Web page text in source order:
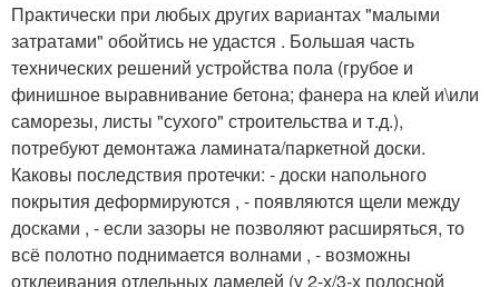
Практически при любых других вариантах "малыми
затратами" обойтись не удастся . Большая часть
технических решений устройства пола (грубое и
финишное выравнивание бетона; фанера на клей и\или
саморезы, листы "сухого" строительства и т.д.),
потребуют демонтажа ламината/паркетной доски.
Каковы последствия протечки: - доски напольного
покрытия деформируются , - появляются щели между
досками , - если зазоры не позволяют расширяться, то
всё полотно поднимается волнами , - возможны
отклеивания отдельных ламелей (у 2-х/3-х полосной